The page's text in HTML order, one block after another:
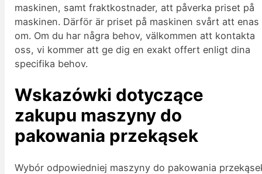
maskinen, samt fraktkostnader, att påverka priset på
maskinen. Därför är priset på maskinen svårt att enas
om. Om du har några behov, välkommen att kontakta
oss, vi kommer att ge dig en exakt offert enligt dina
specifika behov.
Wskazówki dotyczące
zakupu maszyny do
pakowania przekąsek
Wybór odpowiedniej maszyny do pakowania